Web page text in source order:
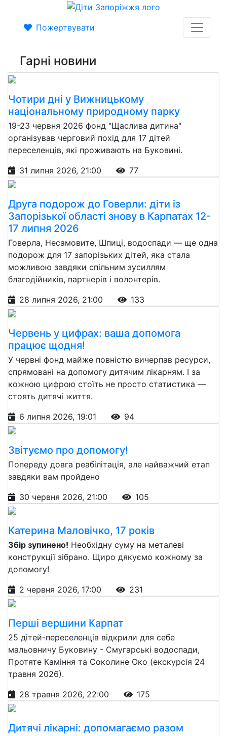
Пожертвувати
Гарні новини
Чотири дні у Вижницькому
національному природному парку
19-23 червня 2026 фонд "Щаслива дитина"
організував черговий похід для 17 дітей
переселенців, які проживають на Буковині.
31 липня 2026, 21:00
77
Друга подорож до Говерли: діти із
Запорізької області знову в Карпатах 12-
17 липня 2026
Говерла, Несамовите, Шпиці, водоспади — ще одна
подорож для 17 запорізьких дітей, яка стала
можливою завдяки спільним зусиллям
благодійників, партнерів і волонтерів.
28 липня 2026, 21:00
133
Червень у цифрах: ваша допомога
працює щодня!
У червні фонд майже повністю вичерпав ресурси,
спрямовані на допомогу дитячим лікарням. І за
кожною цифрою стоїть не просто статистика —
стоять дитячі життя.
6 липня 2026, 19:01
94
Звітуємо про допомогу!
Попереду довга реабілітація, але найважчий етап
завдяки вам пройдено
30 червня 2026, 21:00
105
Катерина Маловічко, 17 років
Збір зупинено! Необхідну суму на металеві
конструкції зібрано. Щиро дякуємо кожному за
допомогу!
2 червня 2026, 17:00
231
Перші вершини Карпат
25 дітей-переселенців відкрили для себе
мальовничу Буковину - Смугарські водоспади,
Протяте Каміння та Соколине Око (екскурсія 24
травня 2026).
28 травня 2026, 22:00
175
Дитячі лікарні: допомагаємо разом